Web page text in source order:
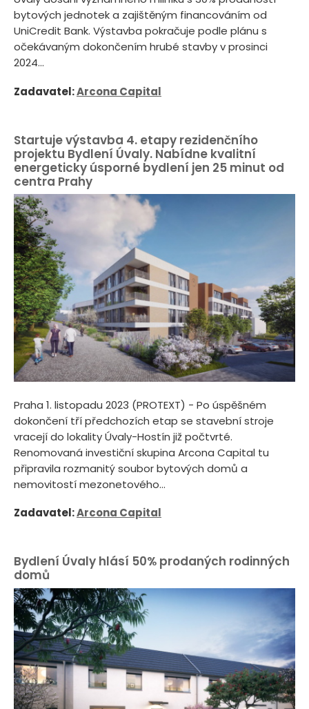
bytových jednotek a zajištěným financováním od
UniCredit Bank. Výstavba pokračuje podle plánu s
očekávaným dokončením hrubé stavby v prosinci
2024...
Zadavatel:Arcona Capital
Startuje výstavba 4. etapy rezidenčního
projektu Bydlení Úvaly. Nabídne kvalitní
energeticky úsporné bydlení jen 25 minut od
centra Prahy
Praha 1. listopadu 2023 (PROTEXT) - Po úspěšném
dokončení tří předchozích etap se stavební stroje
vracejí do lokality Úvaly-Hostín již počtvrté.
Renomovaná investiční skupina Arcona Capital tu
připravila rozmanitý soubor bytových domů a
nemovitostí mezonetového...
Zadavatel:Arcona Capital
Bydlení Úvaly hlásí 50% prodaných rodinných
domů